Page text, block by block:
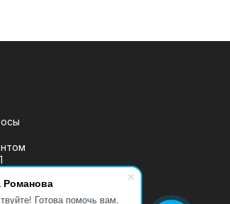
Романова
Готова помочь вам.
ОПРЕДЕЛЯЕМОЙ ПОЛОЖЕНИЯМИ
30.12.2014 N 454-П), РАЗМЕЩЕНА